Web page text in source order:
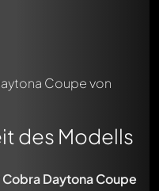
des Modells
Daytona Coupe